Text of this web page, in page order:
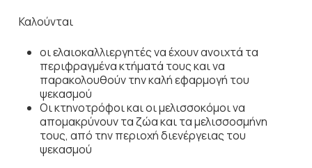
Καλούνται
οι ελαιοκαλλιεργητές να έχουν ανοιχτά τα
περιφραγμένα κτήματά τους και να
παρακολουθούν την καλή εφαρμογή του
ψεκασμού
Οι κτηνοτρόφοι και οι μελισσοκόμοι να
απομακρύνουν τα ζώα και τα μελισσοσμήνη
τους, από την περιοχή διενέργειας του
ψεκασμού